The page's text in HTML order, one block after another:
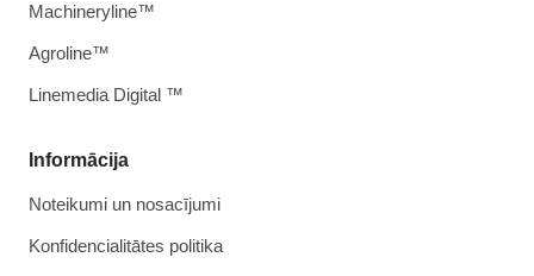
Informācija
Noteikumi un nosacījumi
Konfidencialitātes politika
Machineryline™
Agroline™
Linemedia Digital ™